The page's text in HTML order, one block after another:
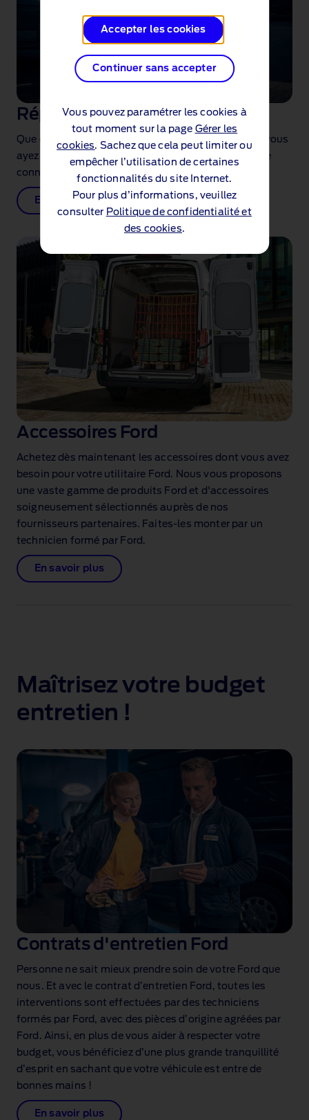
Accepter les cookies
Continuer sans accepter
Vous pouvez paramétrer les cookies à
tout moment sur la page Gérer les
cookies. Sachez que cela peut limiter ou
empêcher l’utilisation de certaines
fonctionnalités du site Internet.
Pour plus d’informations, veuillez
consulter Politique de confidentialité et
des cookies.
Réparations Ford
Que ce soit pour un accrochage, une panne ou que vous
ayez simplement besoin d’un entretien, personne ne
connaît votre Ford mieux que nous.
En savoir plus
Accessoires Ford
Achetez dès maintenant les accessoires dont vous avez
besoin pour votre utilitaire Ford. Nous vous proposons
une vaste gamme de produits Ford et d'accessoires
soigneusement sélectionnés auprès de nos
fournisseurs partenaires. Faites‑les monter par un
technicien formé par Ford.
En savoir plus
Maîtrisez votre budget
entretien !
Contrats d'entretien Ford
Personne ne sait mieux prendre soin de votre Ford que
nous. Et avec le contrat d’entretien Ford, toutes les
interventions sont effectuées par des techniciens
formés par Ford, avec des pièces d’origine agréées par
Ford. Ainsi, en plus de vous aider à respecter votre
budget, vous bénéficiez d’une plus grande tranquillité
d’esprit en sachant que votre véhicule est entre de
bonnes mains !
En savoir plus